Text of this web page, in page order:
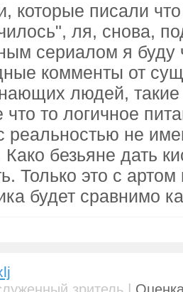
которые писали
ля, снова,
сериалом я буду
комменты от
людей, такие
что то логичное
реальностью не
безьяне дать
Только это с
будет сравнимо